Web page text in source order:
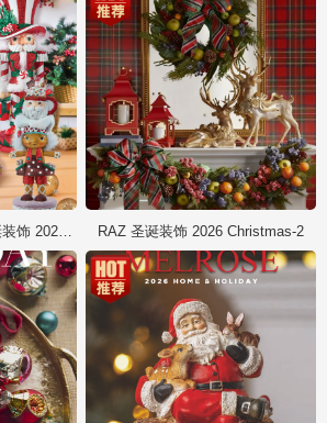
RAZ 圣诞装饰 2026 Christmas-2